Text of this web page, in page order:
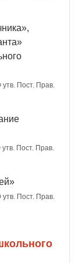
Пост. Прав.
Пост. Прав.
Пост. Прав.